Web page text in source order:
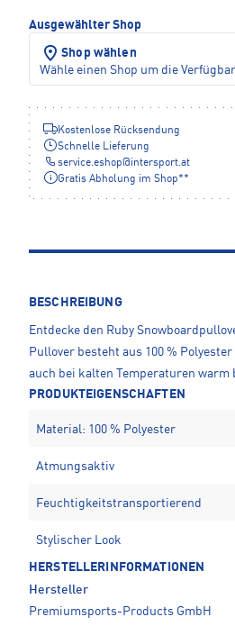
Ausgewählter Shop
Shop wählen
Wähle einen Shop um die
Kostenlose Rücksendung
Schnelle Lieferung
service.eshop@ intersport.at
Gratis Abholung im Shop**
BESCHREIBUNG
Entdecke den Ruby
Pullover besteht aus 100 %
auch bei kalten Temperaturen warm
PRODUKTEIGENSCHAFTEN
Material: 100 % Polyester
Atmungsaktiv
Feuchtigkeitstransportierend
Stylischer Look
HERSTELLERINFORMATIONEN
Hersteller
Premiumsports-Products GmbH